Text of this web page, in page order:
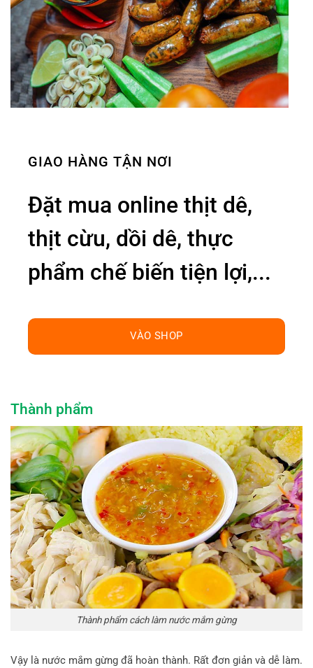
GIAO HÀNG TẬN NƠI
Đặt mua online thịt dê,
thịt cừu, dồi dê, thực
phẩm chế biến tiện lợi,...
VÀO SHOP
Thành phẩm
Thành phẩm cách làm nước mắm gừng
Vậy là nước mắm gừng đã hoàn thành. Rất đơn giản và dễ làm.